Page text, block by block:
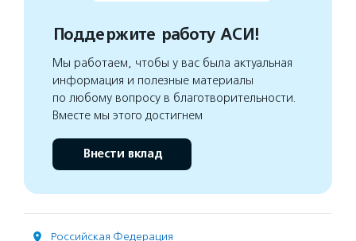
Поддержите работу АСИ!
Мы работаем, чтобы у вас была актуальная
информация и полезные материалы
по любому вопросу в благотворительности.
Вместе мы этого достигнем
Внести вклад
Российская Федерация